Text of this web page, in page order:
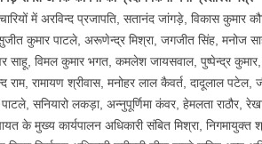
में अरविन्द प्रजापति, सतानंद जांगड़े, विकास कुमार
कुमार पाटले, अरूणेन्द्र मिश्रा, जगजीत सिंह, मनोज
साहू, विमल कुमार भगत, कमलेश जायसवाल, पुष्पेन्द्र
राम, रामायण श्रीवास, मनोहर लाल कैवर्त, दादूलाल पटेल,
पाटले, सनियारो लकड़ा, अन्नुपूर्णिमा कंवर, हेमलता राठौर,
के मुख्य कार्यपालन अधिकारी संबित मिश्रा, निगमायुक्त